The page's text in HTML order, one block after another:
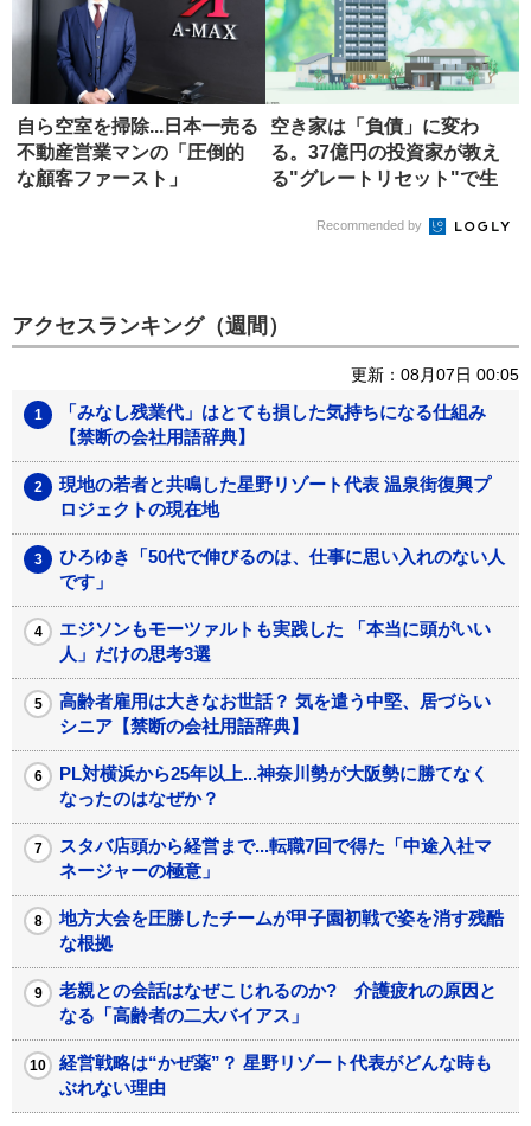
自ら空室を掃除...日本一売る
不動産営業マンの「圧倒的
な顧客ファースト」
空き家は「負債」に変わ
る。37億円の投資家が教え
る"グレートリセット"で生
Recommended by
アクセスランキング（週間）
更新：08月07日 00:05
「みなし残業代」はとても損した気持ちになる仕組み
【禁断の会社用語辞典】
現地の若者と共鳴した星野リゾート代表 温泉街復興プ
ロジェクトの現在地
ひろゆき「50代で伸びるのは、仕事に思い入れのない人
です」
エジソンもモーツァルトも実践した 「本当に頭がいい
人」だけの思考3選
高齢者雇用は大きなお世話？ 気を遣う中堅、居づらい
シニア【禁断の会社用語辞典】
PL対横浜から25年以上...神奈川勢が大阪勢に勝てなく
なったのはなぜか？
スタバ店頭から経営まで...転職7回で得た「中途入社マ
ネージャーの極意」
地方大会を圧勝したチームが甲子園初戦で姿を消す残酷
な根拠
老親との会話はなぜこじれるのか? 介護疲れの原因と
なる「高齢者の二大バイアス」
経営戦略は“かぜ薬”？ 星野リゾート代表がどんな時も
ぶれない理由